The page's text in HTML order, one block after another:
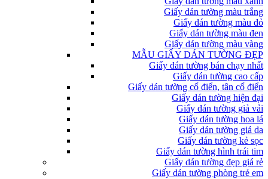
Giấy dán tường màu trắng
Giấy dán tường màu đỏ
Giấy dán tường màu đen
Giấy dán tường màu vàng
MẪU GIẤY DÁN TƯỜNG ĐẸP
Giấy dán tường bán chạy nhất
Giấy dán tường cao cấp
Giấy dán tường cổ điển, tân cổ điển
Giấy dán tường hiện đại
Giấy dán tường giả vải
Giấy dán tường hoa lá
Giấy dán tường giả da
Giấy dán tường kẻ sọc
Giấy dán tường hình trái tim
Giấy dán tường đẹp giá rẻ
Giấy dán tường phòng trẻ em